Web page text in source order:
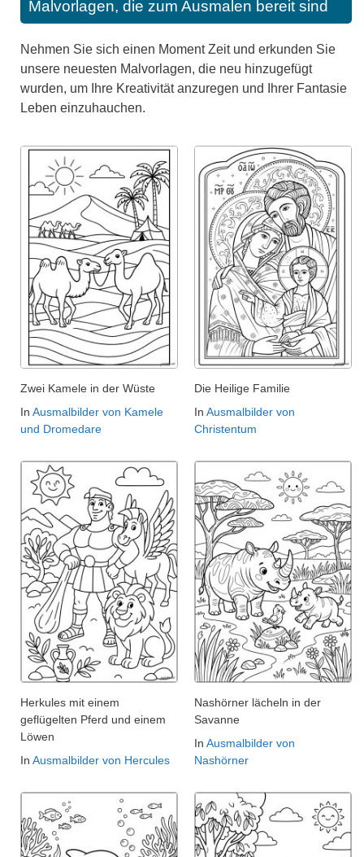
Malvorlagen, die zum Ausmalen bereit sind
Nehmen Sie sich einen Moment Zeit und erkunden Sie
unsere neuesten Malvorlagen, die neu hinzugefügt
wurden, um Ihre Kreativität anzuregen und Ihrer Fantasie
Leben einzuhauchen.
Zwei Kamele in der Wüste
In Ausmalbilder von Kamele
und Dromedare
Die Heilige Familie
In Ausmalbilder von
Christentum
Herkules mit einem
geflügelten Pferd und einem
Löwen
In Ausmalbilder von Hercules
Nashörner lächeln in der
Savanne
In Ausmalbilder von
Nashörner